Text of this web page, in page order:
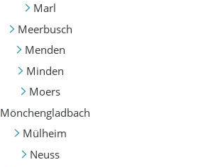
Marl
Meerbusch
Menden
Minden
Moers
Mönchengladbach
Mülheim
Neuss